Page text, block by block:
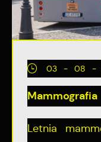
03 - 08 -
Letnia